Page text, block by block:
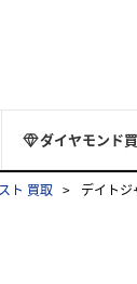
ダイヤモンド
ト 買取 デイト